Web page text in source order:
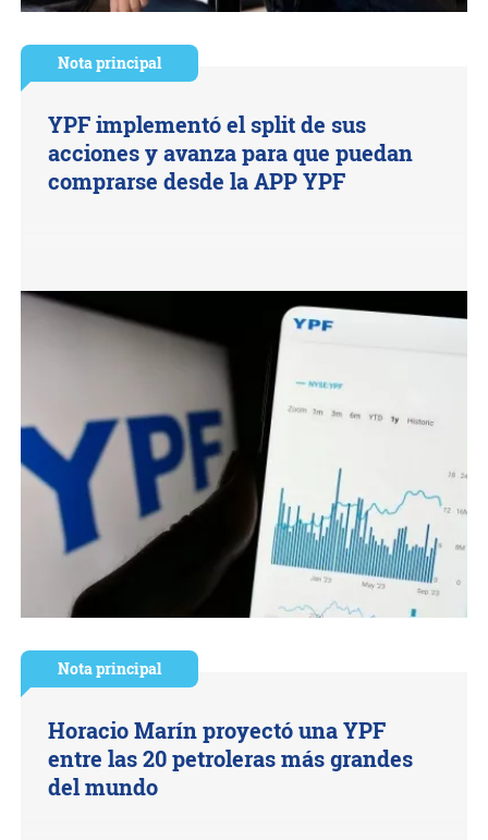
Nota principal
YPF implementó el split de sus
acciones y avanza para que puedan
comprarse desde la APP YPF
Nota principal
Horacio Marín proyectó una YPF
entre las 20 petroleras más grandes
del mundo